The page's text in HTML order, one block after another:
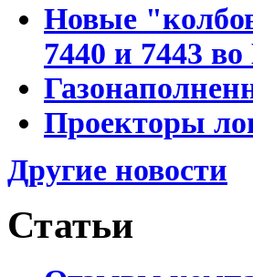
Новые
7440 и 7443
Проекторы
Другие новости
Статьи